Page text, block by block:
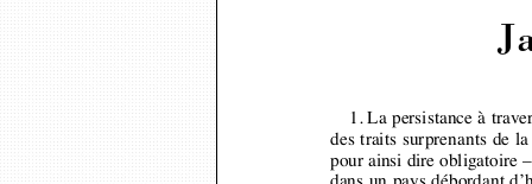
des traits surprenants
pour ainsi dire obligatoire
dans un pays débordant
révolution, ou par